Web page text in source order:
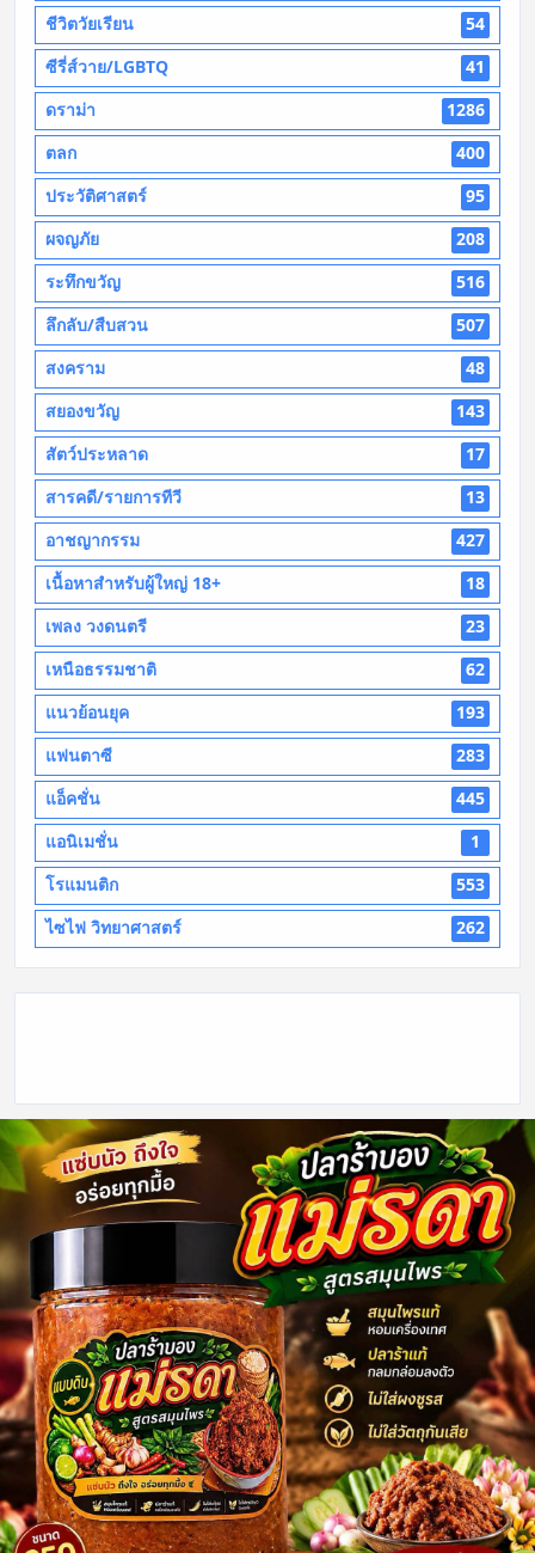
ชีวิตวัยเรียน
54
ซีรี่ส์วาย/LGBTQ
41
ดราม่า
1286
ตลก
400
ประวัติศาสตร์
95
ผจญภัย
208
ระทึกขวัญ
516
ลึกลับ/สืบสวน
507
สงคราม
48
สยองขวัญ
143
สัตว์ประหลาด
17
สารคดี/รายการทีวี
13
อาชญากรรม
427
เนื้อหาสำหรับผู้ใหญ่ 18+
18
เพลง วงดนตรี
23
เหนือธรรมชาติ
62
แนวย้อนยุค
193
แฟนตาซี
283
แอ็คชั่น
445
แอนิเมชั่น
1
โรแมนติก
553
ไซไฟ วิทยาศาสตร์
262